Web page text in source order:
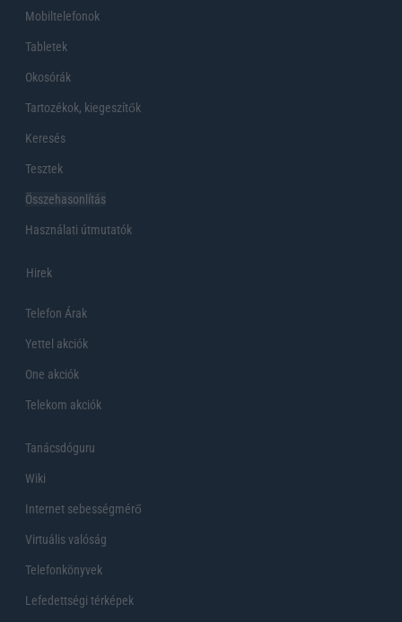
Mobiltelefonok
Tabletek
Okosórák
Tartozékok, kiegeszítők
Keresés
Tesztek
Összehasonlítás
Használati útmutatók
Hirek
Telefon Árak
Yettel akciók
One akciók
Telekom akciók
Tanácsdóguru
Wiki
Internet sebességmérő
Virtuális valóság
Telefonkönyvek
Lefedettségi térképek